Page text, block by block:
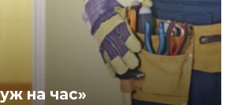
на час»